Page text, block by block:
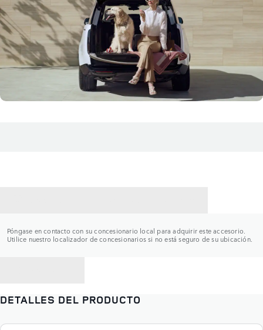
Póngase en contacto con su concesionario local para adquirir este accesorio.
Utilice nuestro localizador de concesionarios si no está seguro de su ubicación.
DETALLES DEL PRODUCTO